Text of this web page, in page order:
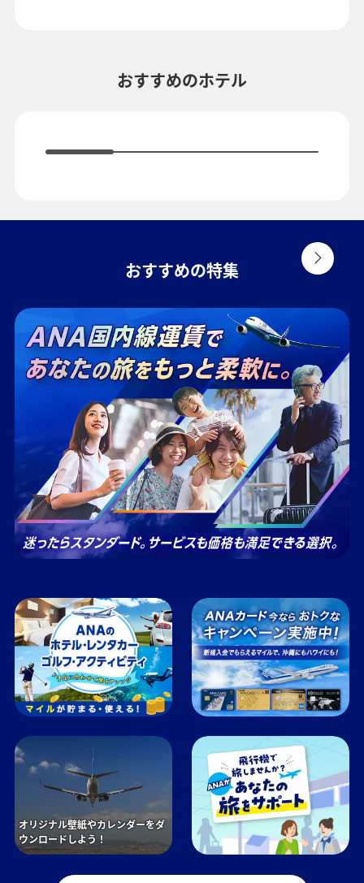
おすすめのホテル
おすすめの特集
オリジナル壁紙やカレンダーをダ
ウンロードしよう！